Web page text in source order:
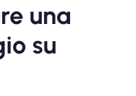
una
su